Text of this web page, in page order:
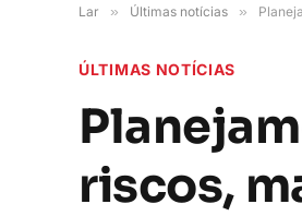
Lar » Últimas notícias »
ÚLTIMAS NOTÍCIAS
riscos,